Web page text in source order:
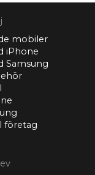
mobiler
iPhone
Samsung
företag